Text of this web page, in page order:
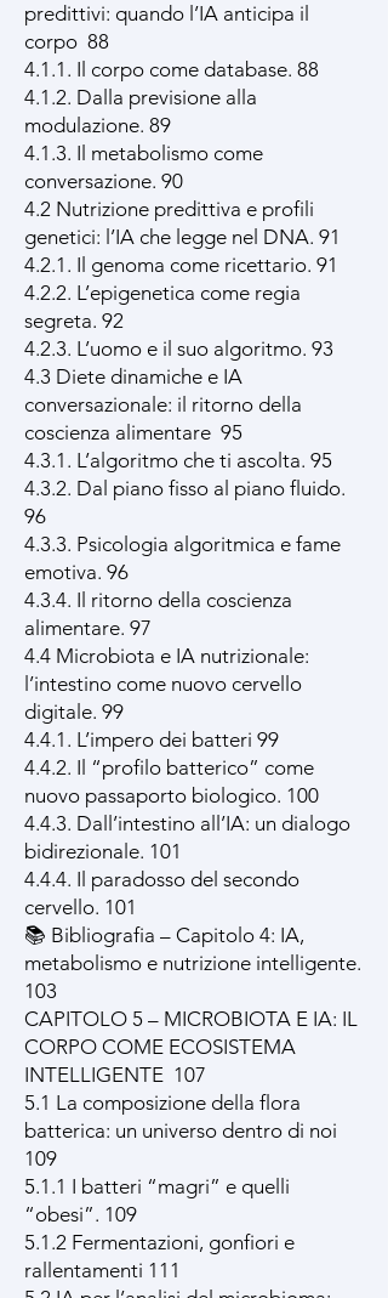
predittivi: quando l’IA anticipa il
corpo 88
4.1.1. Il corpo come database. 88
4.1.2. Dalla previsione alla
modulazione. 89
4.1.3. Il metabolismo come
conversazione. 90
4.2 Nutrizione predittiva e profili
genetici: l’IA che legge nel DNA. 91
4.2.1. Il genoma come ricettario. 91
4.2.2. L’epigenetica come regia
segreta. 92
4.2.3. L’uomo e il suo algoritmo. 93
4.3 Diete dinamiche e IA
conversazionale: il ritorno della
coscienza alimentare 95
4.3.1. L’algoritmo che ti ascolta. 95
4.3.2. Dal piano fisso al piano fluido.
96
4.3.3. Psicologia algoritmica e fame
emotiva. 96
4.3.4. Il ritorno della coscienza
alimentare. 97
4.4 Microbiota e IA nutrizionale:
l’intestino come nuovo cervello
digitale. 99
4.4.1. L’impero dei batteri 99
4.4.2. Il “profilo batterico” come
nuovo passaporto biologico. 100
4.4.3. Dall’intestino all’IA: un dialogo
bidirezionale. 101
4.4.4. Il paradosso del secondo
cervello. 101
📚 Bibliografia – Capitolo 4: IA,
metabolismo e nutrizione intelligente.
103
CAPITOLO 5 – MICROBIOTA E IA: IL
CORPO COME ECOSISTEMA
INTELLIGENTE 107
5.1 La composizione della flora
batterica: un universo dentro di noi
109
5.1.1 I batteri “magri” e quelli
“obesi”. 109
5.1.2 Fermentazioni, gonfiori e
rallentamenti 111